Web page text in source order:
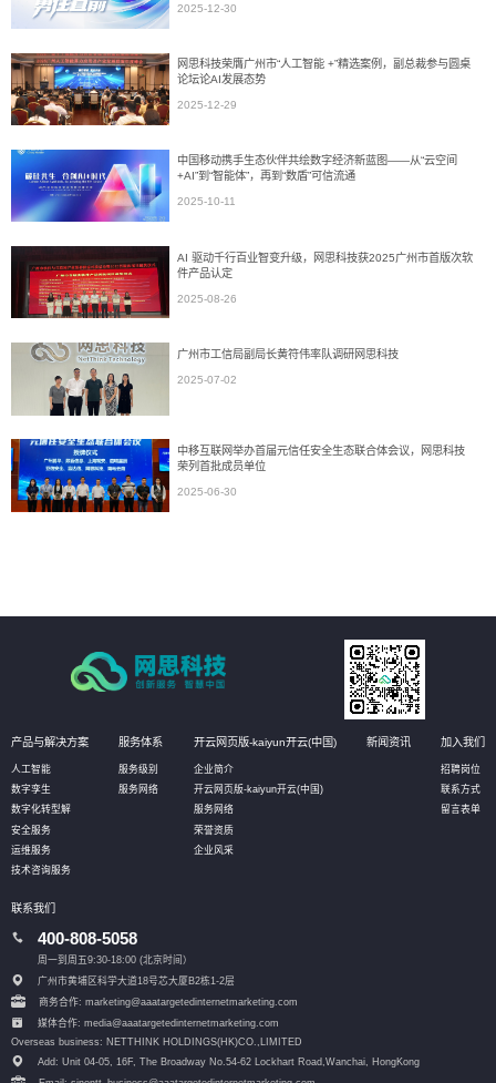
2025-12-30
网思科技荣膺广州市“人工智能 +”精选案例，副总裁参与圆桌
论坛论AI发展态势
2025-12-29
中国移动携手生态伙伴共绘数字经济新蓝图——从“云空间
+AI”到“智能体”，再到“数盾”可信流通
2025-10-11
AI 驱动千行百业智变升级，网思科技获2025广州市首版次软
件产品认定
2025-08-26
广州市工信局副局长黄符伟率队调研网思科技
2025-07-02
中移互联网举办首届元信任安全生态联合体会议，网思科技
荣列首批成员单位
2025-06-30
产品与解决方案
人工智能
数字孪生
数字化转型解
安全服务
运维服务
技术咨询服务
服务体系
服务级别
服务网络
开云网页版-kaiyun开云(中国)
企业简介
开云网页版-kaiyun开云(中国)
服务网络
荣誉资质
企业风采
新闻资讯 加入我们
招聘岗位
联系方式
留言表单
联系我们
400-808-5058
周一到周五9:30-18:00 (北京时间）
广州市黄埔区科学大道18号芯大厦B2栋1-2层
商务合作: marketing@aaatargetedinternetmarketing.com
媒体合作: media@aaatargetedinternetmarketing.com
Overseas business: NETTHINK HOLDINGS(HK)CO.,LIMITED
Add: Unit 04-05, 16F, The Broadway No.54-62 Lockhart Road, Wanchai, HongKong